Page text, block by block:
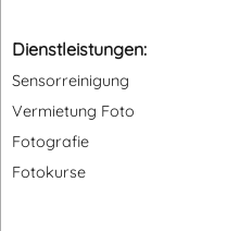
Dienstleistungen:
Sensorreinigung
Vermietung Foto
Fotografie
Fotokurse